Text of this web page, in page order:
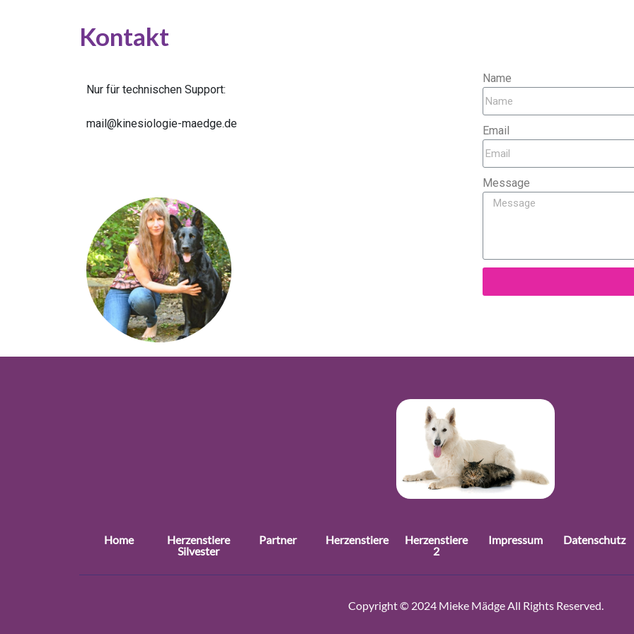
Kontakt
Nur für technischen Support:
mail@kinesiologie-maedge.de
Name
Email
Message
Home
Herzenstiere
Silvester
Partner Herzenstiere
Herzenstiere
2
Impressum Datenschutz
Copyright © 2024 Mieke Mädge All Rights Reserved.